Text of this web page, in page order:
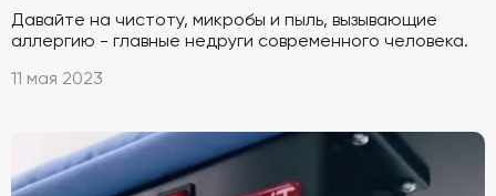
Давайте на чистоту, микробы и пыль, вызывающие
аллергию - главные недруги современного человека.
11 мая 2023